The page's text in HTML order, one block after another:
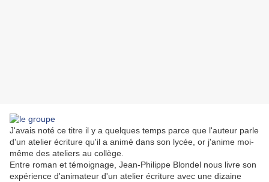
J'avais noté ce titre il y a quelques temps parce que l'auteur parle
d'un atelier écriture qu'il a animé dans son lycée, or j'anime moi-
même des ateliers au collège.
Entre roman et témoignage, Jean-Philippe Blondel nous livre son
expérience d'animateur d'un atelier écriture avec une dizaine